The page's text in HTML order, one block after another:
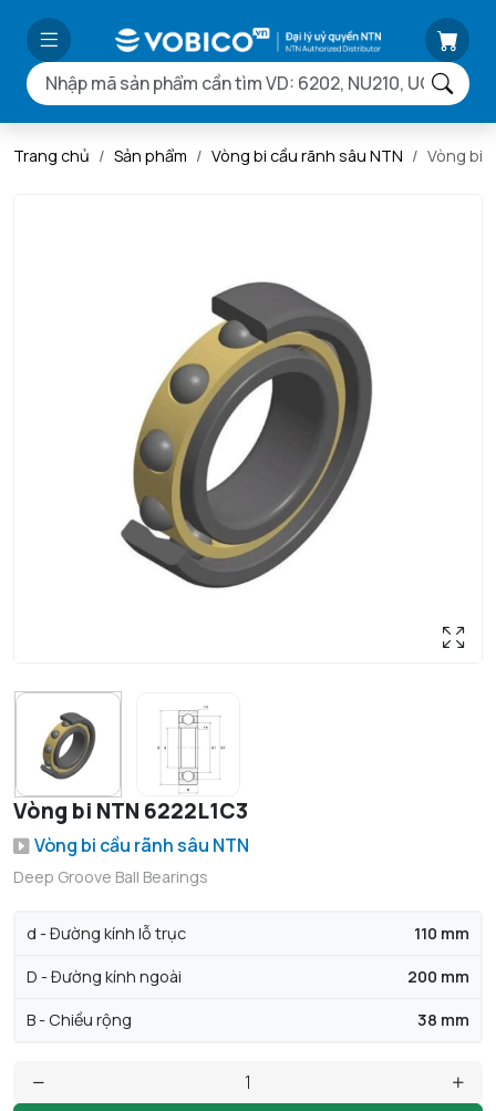
Trang chủ Sản phẩm Vòng bi cầu rãnh sâu NTN Vòng bi
Vòng bi NTN 6222L1C3
Vòng bi cầu rãnh sâu NTN
Deep Groove Ball Bearings
d - Đường kính lỗ trục 110 mm
D - Đường kính ngoài 200 mm
B - Chiều rộng 38 mm